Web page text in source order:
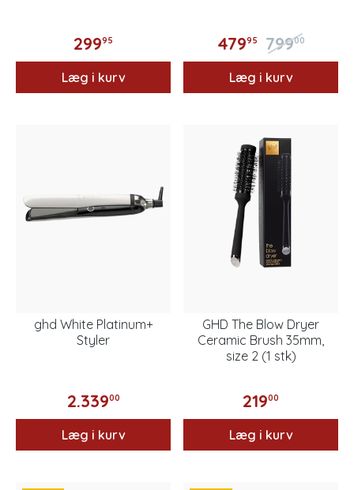
29995
Læg i kurv
47995 79900
Læg i kurv
ghd White Platinum+
Styler
2.33900
Læg i kurv
GHD The Blow Dryer
Ceramic Brush 35mm,
size 2 (1 stk)
21900
Læg i kurv